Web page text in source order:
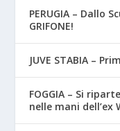
PERUGIA – Dallo
GRIFONE!
JUVE STABIA –
FOGGIA – Si
nelle mani dell’ex